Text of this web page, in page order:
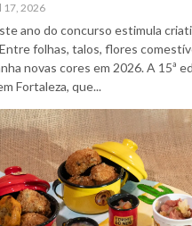
17, 2026
ano do concurso estimula
folhas, talos, flores
novas cores em 2026. A 15ª
Fortaleza, que...